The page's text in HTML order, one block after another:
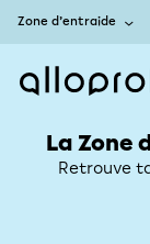
Zone d’entraide
La Zone
Retrouve